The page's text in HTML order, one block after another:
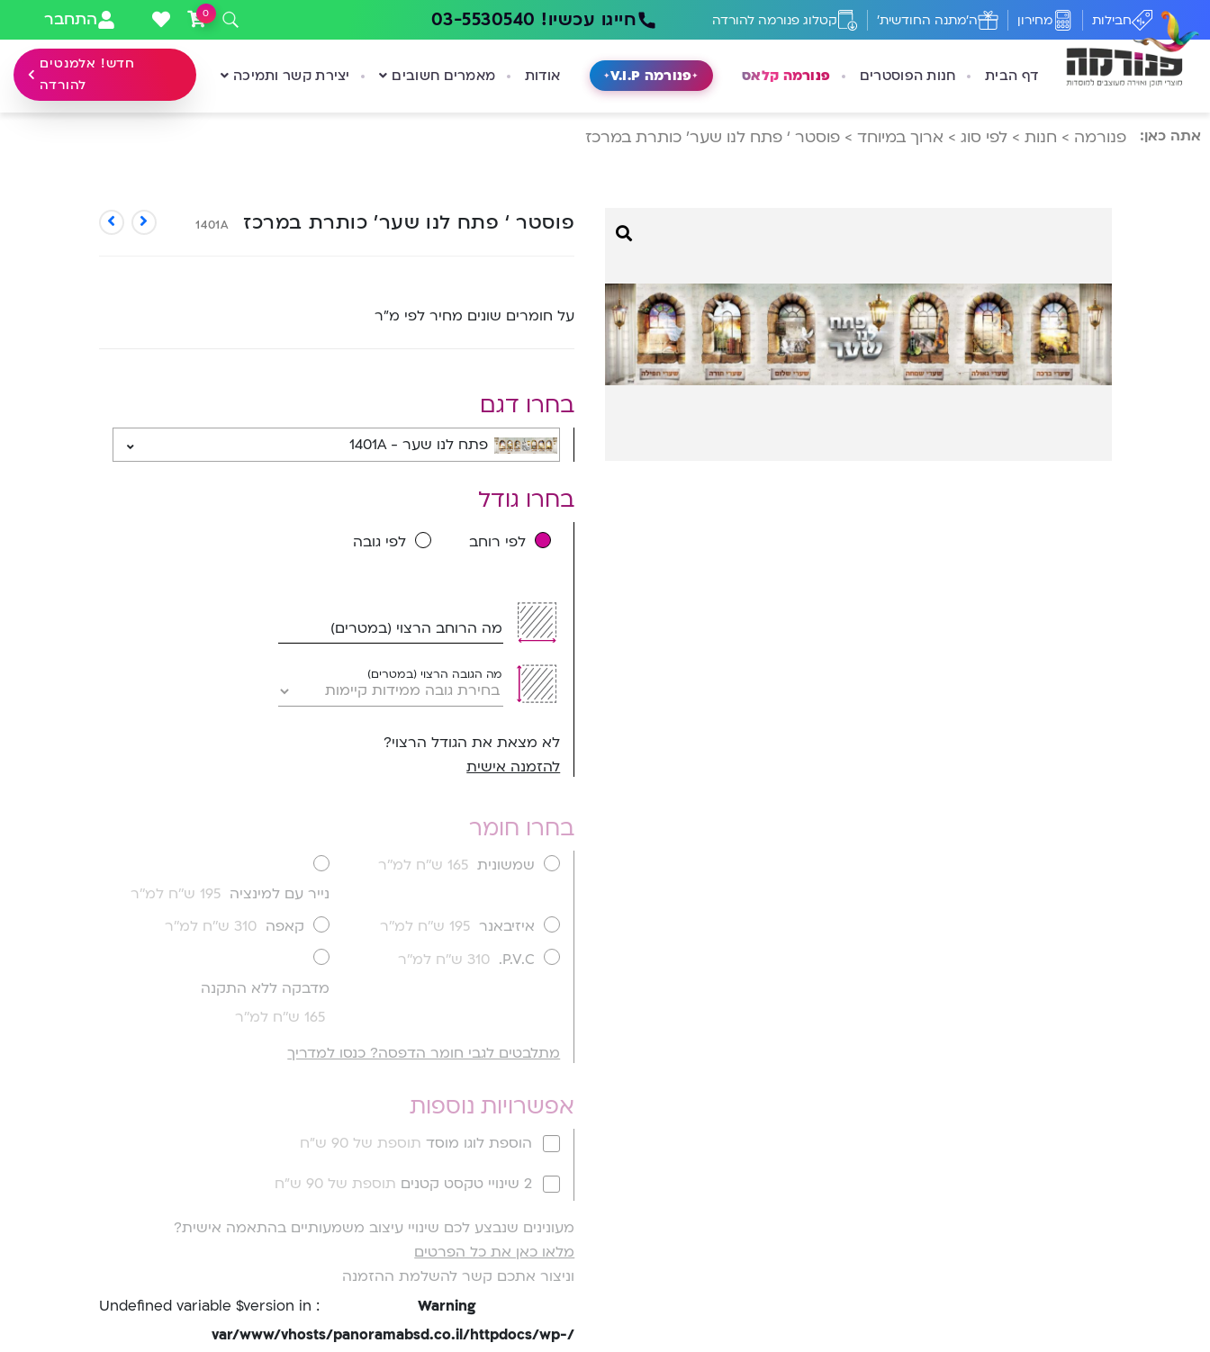
חבילות מחירון ה'מתנה החודשית' קטלוג פנורמה להורדה חייגו עכשיו! 03-5530540 0 התחבר
דף הבית חנות הפוסטרים פנורמה קלאס פנורמה V.I.P אודות מאמרים חשובים יצירת קשר ותמיכה
חדש! אלמנטים
להורדה
אתה כאן: פנורמה > חנות > לפי סוג > ארוך במיוחד > פוסטר ‘ פתח לנו שער’ כותרת במרכז
פוסטר ‘ פתח לנו שער’ כותרת במרכז 1401A
על חומרים שונים מחיר לפי מ”ר
בחרו דגם
פתח לנו שער - 1401A
בחרו גודל
לפי רוחב לפי גובה
מה הרוחב הרצוי (במטרים)
מה הגובה הרצוי (במטרים)
לא מצאת את הגודל הרצוי?
להזמנה אישית
בחרו חומר
שמשונית 165 ש''ח למ''ר
נייר עם למינציה 195 ש''ח למ''ר
איזיבאנר 195 ש''ח למ''ר קאפה 310 ש''ח למ''ר
P.V.C.
310 ש''ח למ''ר
מדבקה ללא התקנה
165 ש''ח למ''ר
מתלבטים לגבי חומר הדפסה? כנסו למדריך
אפשרויות נוספות
הוספת לוגו מוסד תוספת של 90 ש"ח
2 שינויי טקסט קטנים תוספת של 90 ש"ח
מעונינים שנבצע לכם שינויי עיצוב משמעותיים בהתאמה אישית?
מלאו כאן את כל הפרטים
וניצור אתכם קשר להשלמת ההזמנה
Warning
: Undefined variable $version in
/var/www/vhosts/panoramabsd.co.il/httpdocs/wp-